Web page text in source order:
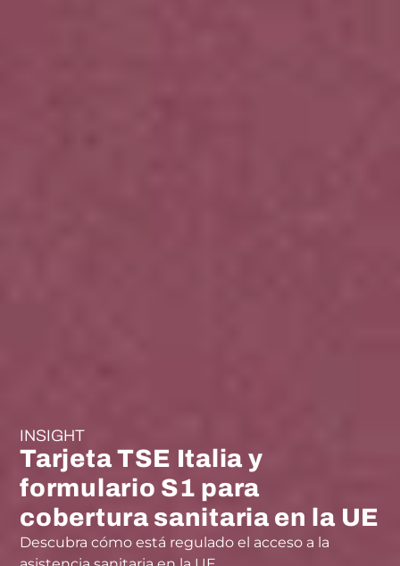
INSIGHT
Tarjeta TSE Italia y
formulario S1 para
cobertura sanitaria en la UE
Descubra cómo está regulado el acceso a la